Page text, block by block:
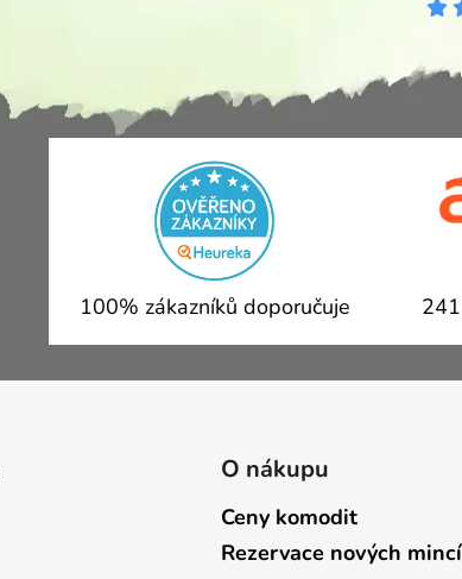
100% zákazníků doporučuje
O nákupu
Ceny komodit
Rezervace nových